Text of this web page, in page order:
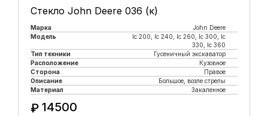
Стекло John Deere 036 (к)
Марка
John Deere
Модель
lc 200, lc 240, lc 260, lc 300, lc
330, lc 360
Тип техники
Гусеничный экскаватор
Расположение
Кузовное
Сторона
Правое
Описание
Большое, возле стрелы
Материал
Закаленное
₽ 14500